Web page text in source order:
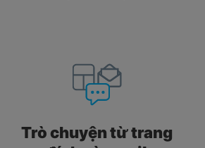
Trò chuyện từ trang